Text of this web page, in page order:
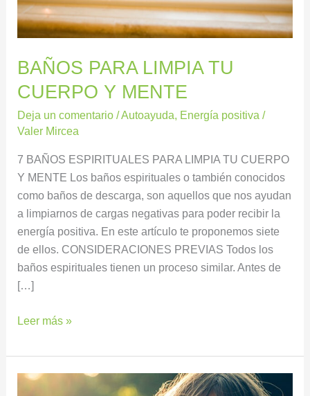
BAÑOS PARA LIMPIA TU
CUERPO Y MENTE
Deja un comentario /Autoayuda, Energía positiva /
Valer Mircea
7 BAÑOS ESPIRITUALES PARA LIMPIA TU CUERPO
Y MENTE Los baños espirituales o también conocidos
como baños de descarga, son aquellos que nos ayudan
a limpiarnos de cargas negativas para poder recibir la
energía positiva. En este artículo te proponemos siete
de ellos. CONSIDERACIONES PREVIAS Todos los
baños espirituales tienen un proceso similar. Antes de
[…]
MENTE
Leer más »
Limpia